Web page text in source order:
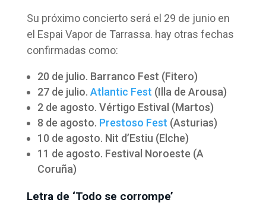
Su próximo concierto será el 29 de junio en
el Espai Vapor de Tarrassa. hay otras fechas
confirmadas como:
20 de julio. Barranco Fest (Fitero)
27 de julio. Atlantic Fest (Illa de Arousa)
2 de agosto. Vértigo Estival (Martos)
8 de agosto. Prestoso Fest (Asturias)
10 de agosto. Nit d’Estiu (Elche)
11 de agosto. Festival Noroeste (A
Coruña)
Letra de ‘Todo se corrompe’